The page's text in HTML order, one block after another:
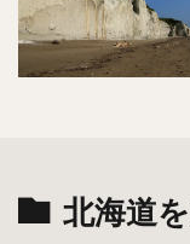
北海道